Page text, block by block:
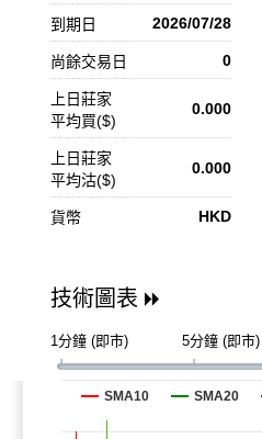
到期日 2026/07/28
尚餘交易日 0
上日莊家
平均買($)
0.000
上日莊家
平均沽($)
0.000
貨幣 HKD
技術圖表
1分鐘 (即市) 5分鐘 (即市)